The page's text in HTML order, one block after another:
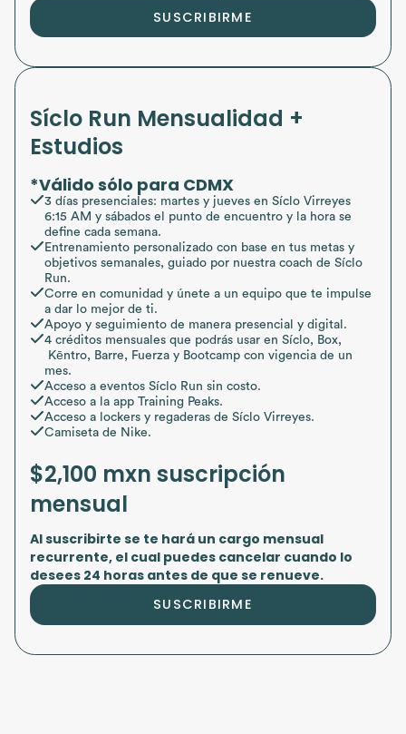
SUSCRIBIRME
Síclo Run Mensualidad +
Estudios
*Válido sólo para CDMX
3 días presenciales: martes y jueves en Síclo Virreyes
6:15 AM y sábados el punto de encuentro y la hora se
define cada semana.
Entrenamiento personalizado con base en tus metas y
objetivos semanales, guiado por nuestra coach de Síclo
Run.
Corre en comunidad y únete a un equipo que te impulse
a dar lo mejor de ti.
Apoyo y seguimiento de manera presencial y digital.
4 créditos mensuales que podrás usar en Síclo, Box,
Kēntro, Barre, Fuerza y Bootcamp con vigencia de un
mes.
Acceso a eventos Síclo Run sin costo.
Acceso a la app Training Peaks.
Acceso a lockers y regaderas de Síclo Virreyes.
Camiseta de Nike.
$2,100 mxn suscripción
mensual
Al suscribirte se te hará un cargo mensual
recurrente, el cual puedes cancelar cuando lo
desees 24 horas antes de que se renueve.
SUSCRIBIRME